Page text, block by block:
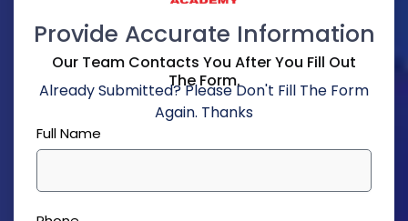
Provide Accurate Information
Our Team Contacts You After You Fill Out
The Form.
Already Submitted? Please Don't Fill The Form
Again. Thanks
Full Name